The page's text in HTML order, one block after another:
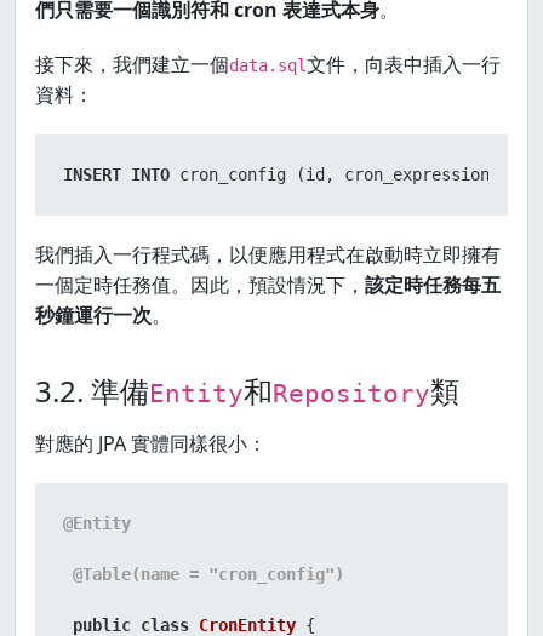
們只需要一個識別符和 cron 表達式本身。
接下來，我們建立一個data.sql文件，向表中插入一行
資料：
INSERT INTO cron_config (id, cron_expression)
我們插入一行程式碼，以便應用程式在啟動時立即擁有
一個定時任務值。因此，預設情況下， 該定時任務每五
秒鐘運行一次。
3.2. 準備Entity和Repository類
對應的 JPA 實體同樣很小：
@Entity
@Table(name = "cron_config")
public class CronEntity {